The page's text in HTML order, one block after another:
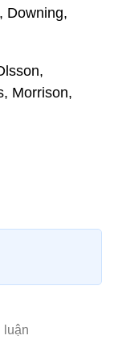
Downing,
Morrison,